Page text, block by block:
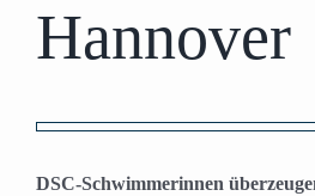
Hannover
grösseres
DSC-Schwimmerinnen